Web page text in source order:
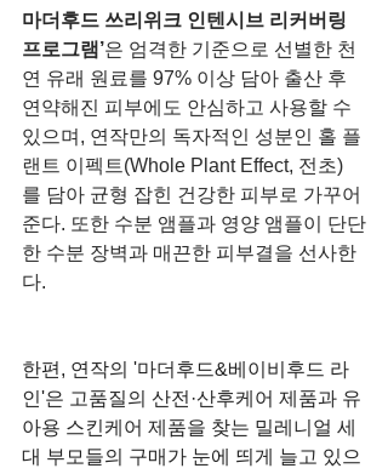
마더후드 쓰리위크 인텐시브 리커버링
프로그램’은 엄격한 기준으로 선별한 천
연 유래 원료를 97% 이상 담아 출산 후
연약해진 피부에도 안심하고 사용할 수
있으며, 연작만의 독자적인 성분인 홀 플
랜트 이펙트(Whole Plant Effect, 전초)
를 담아 균형 잡힌 건강한 피부로 가꾸어
준다. 또한 수분 앰플과 영양 앰플이 단단
한 수분 장벽과 매끈한 피부결을 선사한
다.
한편, 연작의 '마더후드&베이비후드 라
인'은 고품질의 산전·산후케어 제품과 유
아용 스킨케어 제품을 찾는 밀레니얼 세
대 부모들의 구매가 눈에 띄게 늘고 있으